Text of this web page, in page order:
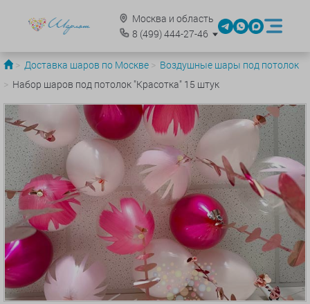
Москва и область
8 (499)444-27-46
Доставка шаров по Москве
Воздушные шары под потолок
Набор шаров под потолок "Красотка" 15 штук